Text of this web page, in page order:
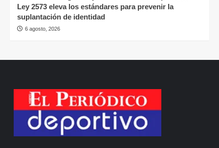
Ley 2573 eleva los estándares para prevenir la
suplantación de identidad
6 agosto, 2026